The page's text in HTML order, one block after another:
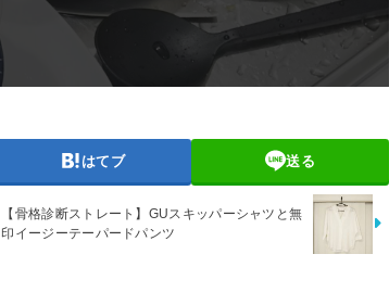
はてブ 送る
【骨格診断ストレート】GUスキッパーシャツと無
印イージーテーパードパンツ